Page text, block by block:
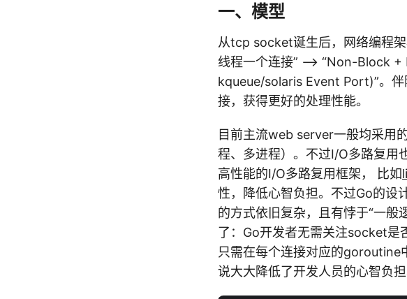
一、模型
从tcp socket诞生后，网络编程
线程一个连接” –> “Non-Block
kqueue/solaris Event Port)”。伴
接，获得更好的处理性能。
目前主流web server一般均采用
程、多进程）。不过I/O多路复用
高性能的I/O多路复用框架， 比如
性，降低心智负担。不过Go的设
的方式依旧复杂，且有悖于“一般
了：Go开发者无需关注socket是
只需在每个连接对应的
说大大降低了开发人员的心智负